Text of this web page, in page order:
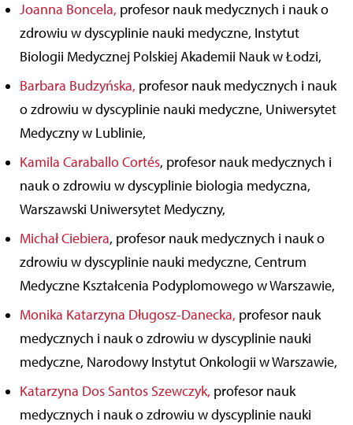
Joanna Boncela, profesor nauk medycznych i nauk o
zdrowiu w dyscyplinie nauki medyczne, Instytut
Biologii Medycznej Polskiej Akademii Nauk w Łodzi,
Barbara Budzyńska, profesor nauk medycznych i nauk
o zdrowiu w dyscyplinie nauki medyczne, Uniwersytet
Medyczny w Lublinie,
Kamila Caraballo Cortés, profesor nauk medycznych i
nauk o zdrowiu w dyscyplinie biologia medyczna,
Warszawski Uniwersytet Medyczny,
Michał Ciebiera, profesor nauk medycznych i nauk o
zdrowiu w dyscyplinie nauki medyczne, Centrum
Medyczne Kształcenia Podyplomowego w Warszawie,
Monika Katarzyna Długosz-Danecka, profesor nauk
medycznych i nauk o zdrowiu w dyscyplinie nauki
medyczne, Narodowy Instytut Onkologii w Warszawie,
Katarzyna Dos Santos Szewczyk, profesor nauk
medycznych i nauk o zdrowiu w dyscyplinie nauki